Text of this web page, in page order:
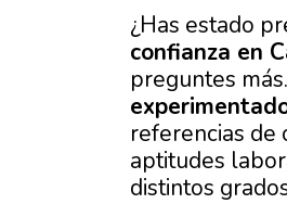
¿Has estado
confianza en
preguntes
referencias de
aptitudes
distintos